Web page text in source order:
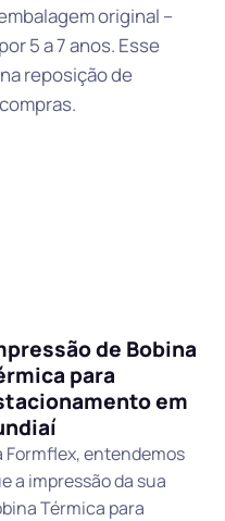
original –
5 a 7 anos. Esse
reposição de
de Bobina
para
em
Formflex, entendemos
a impressão da sua
Térmica para